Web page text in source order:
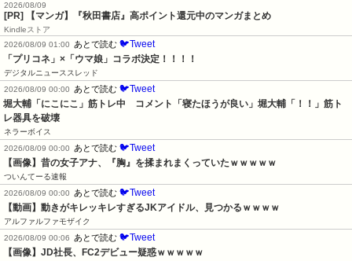
2026/08/09
[PR] 【マンガ】『秋田書店』高ポイント還元中のマンガまとめ
Kindleストア
2026/08/09 01:00
あとで読む 🐦Tweet
「プリコネ」×「ウマ娘」コラボ決定！！！！
デジタルニューススレッド
2026/08/09 00:00
あとで読む 🐦Tweet
堀大輔「にこにこ」筋トレ中　コメント「寝たほうが良い」堀大輔「！！」筋ト
レ器具を破壊
ネラーボイス
2026/08/09 00:00
あとで読む 🐦Tweet
【画像】昔の女子アナ、『胸』を揉まれまくっていたｗｗｗｗｗ
ついんてーる速報
2026/08/09 00:00
あとで読む 🐦Tweet
【動画】動きがキレッキレすぎるJKアイドル、見つかるｗｗｗｗ
アルファルファモザイク
2026/08/09 00:06
あとで読む 🐦Tweet
【画像】JD社長、FC2デビュー疑惑ｗｗｗｗｗ